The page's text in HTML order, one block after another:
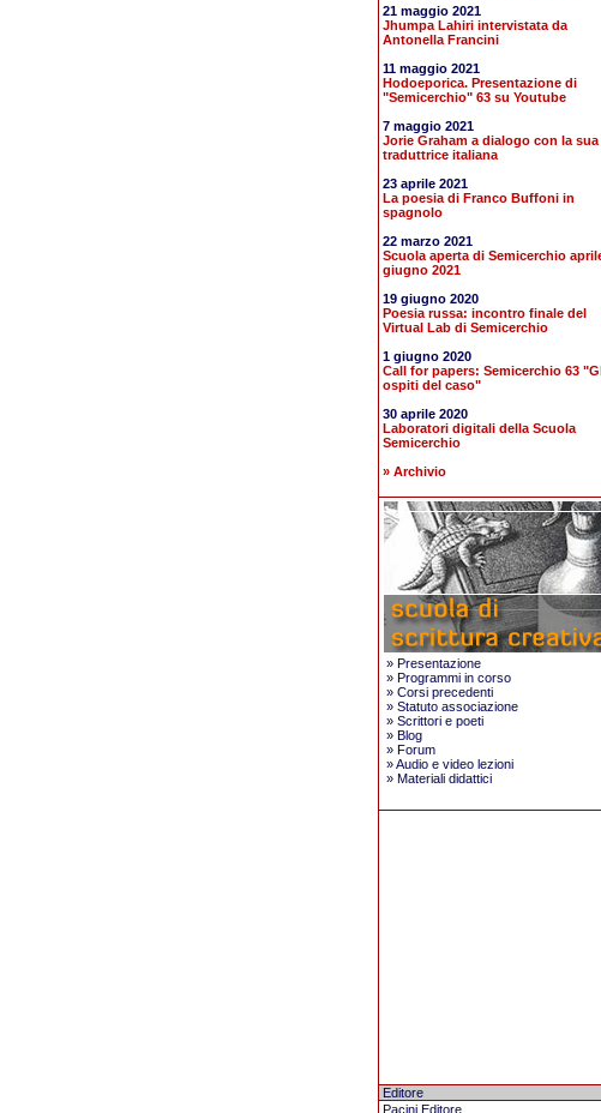
21 maggio 2021
Jhumpa Lahiri intervistata da
Antonella Francini
11 maggio 2021
Hodoeporica. Presentazione di
"Semicerchio" 63 su Youtube
7 maggio 2021
Jorie Graham a dialogo con la sua
traduttrice italiana
23 aprile 2021
La poesia di Franco Buffoni in
spagnolo
22 marzo 2021
Scuola aperta di Semicerchio
giugno 2021
19 giugno 2020
Poesia russa: incontro finale del
Virtual Lab di Semicerchio
1 giugno 2020
Call for papers: Semicerchio 63
ospiti del caso"
30 aprile 2020
Laboratori digitali della Scuola
Semicerchio
» Archivio
» Presentazione
» Programmi in corso
» Corsi precedenti
» Statuto associazione
» Scrittori e poeti
» Blog
» Forum
»Audio e video lezioni
» Materiali didattici
Editore
Pacini Editore